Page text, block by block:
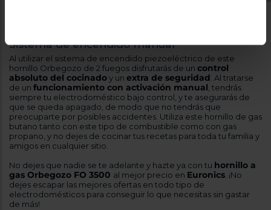
Sistema de encendido manual
Al utilizar el sistema de encendido piezoeléctrico de este
hornillo Orbegozo de 2 fuegos disfrutarás de un control
absoluto del cocinadoy un extra de seguridad. Al tratarse
de un funcionamiento con activación manual, tendrás
siempre tu electrodoméstico bajo control, y te asegurarás de
que se queda apagado, de modo que no tendrás que
preocuparte por posibles accidentes. Utiliza este hornillo de gas
butano tanto con este tipo de combustible como con gas
propano, y no dejes de cocinar tus recetas para toda tu familia y
amigos en cualquier sitio.
No dejes que nadie se te adelante y hazte ya con tu hornillo a
gas Orbegozo FO 3500 al mejor precio en Euronics. ¡No
dejes escapar las mejores ofertas en todo tipo de
electrodomésticos para conseguir lo que necesitas sin gastar
de más!